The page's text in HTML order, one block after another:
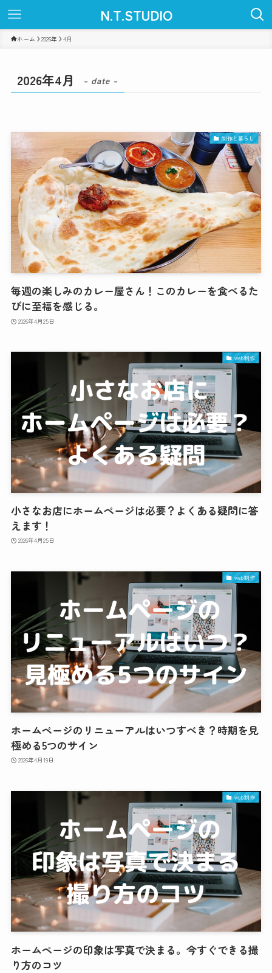
N.T.STUDIO
ホーム 2026年 4月
2026年4月 – date –
制作と暮らし
毎週の楽しみのカレー屋さん！このカレーを食べるた
びに至福を感じる。
2026年4月25日
web制作
小さなお店にホームページは必要？よくある疑問に答
えます！
2026年4月25日
web制作
ホームページのリニューアルはいつすべき？時期を見
極める5つのサイン
2026年4月19日
web制作
ホームページの印象は写真で決まる。今すぐできる撮
り方のコツ